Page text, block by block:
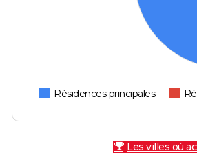
Résidences principales
Les villes où